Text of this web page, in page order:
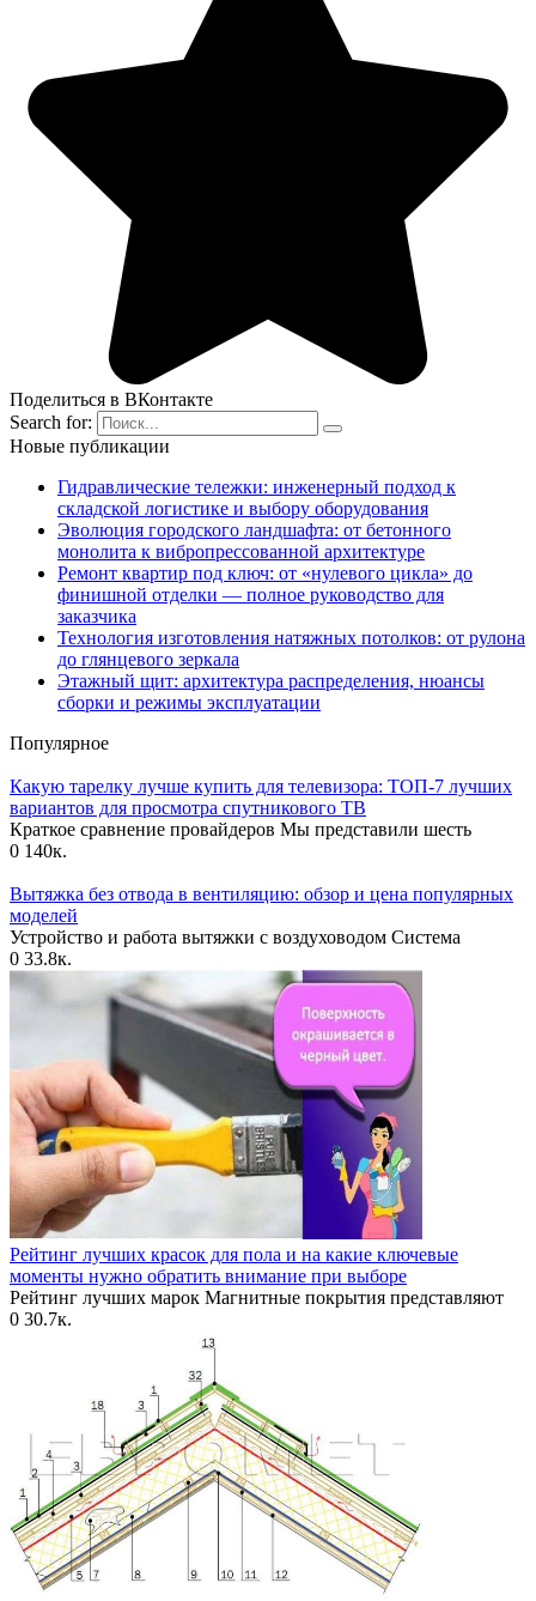
Поделиться в ВКонтакте
Search for:
Новые публикации
Гидравлические тележки: инженерный подход к
складской логистике и выбору оборудования
Эволюция городского ландшафта: от бетонного
монолита к вибропрессованной архитектуре
Ремонт квартир под ключ: от «нулевого цикла» до
финишной отделки — полное руководство для
заказчика
Технология изготовления натяжных потолков: от рулона
до глянцевого зеркала
Этажный щит: архитектура распределения, нюансы
сборки и режимы эксплуатации
Популярное
Какую тарелку лучше купить для телевизора: ТОП-7 лучших
вариантов для просмотра спутникового ТВ
Краткое сравнение провайдеров Мы представили шесть
0 140к.
Вытяжка без отвода в вентиляцию: обзор и цена популярных
моделей
Устройство и работа вытяжки с воздуховодом Система
0 33.8к.
Рейтинг лучших красок для пола и на какие ключевые
моменты нужно обратить внимание при выборе
Рейтинг лучших марок Магнитные покрытия представляют
0 30.7к.